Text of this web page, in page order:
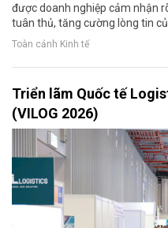
được doanh nghiệp cảm nhận
tuân thủ, tăng cường lòng tin
Toàn cảnh Kinh tế
Triển lãm Quốc tế
(VILOG 2026)